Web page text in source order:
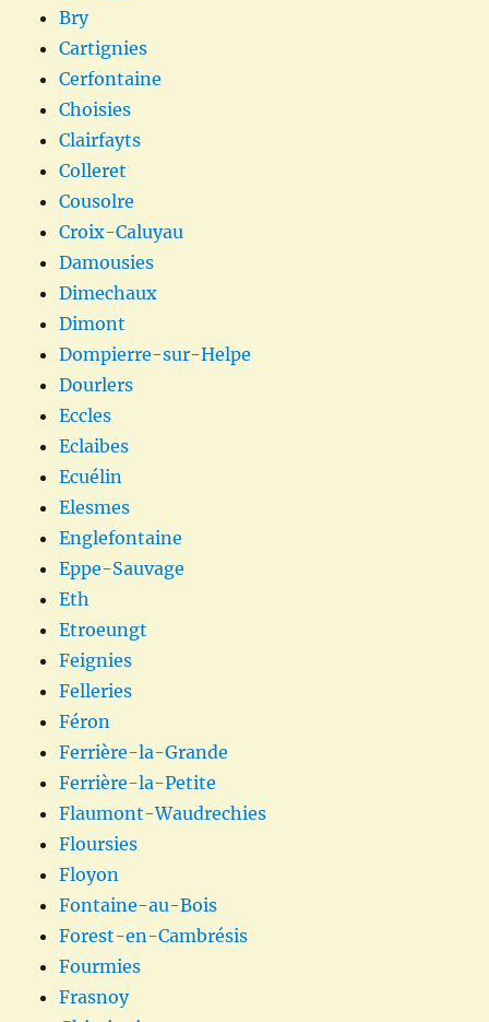
Bry
Cartignies
Cerfontaine
Choisies
Clairfayts
Colleret
Cousolre
Croix-Caluyau
Damousies
Dimechaux
Dimont
Dompierre-sur-Helpe
Dourlers
Eccles
Eclaibes
Ecuélin
Elesmes
Englefontaine
Eppe-Sauvage
Eth
Etroeungt
Feignies
Felleries
Féron
Ferrière-la-Grande
Ferrière-la-Petite
Flaumont-Waudrechies
Floursies
Floyon
Fontaine-au-Bois
Forest-en-Cambrésis
Fourmies
Frasnoy